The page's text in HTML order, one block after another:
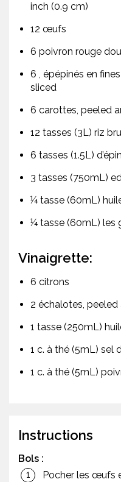
inch (0.9 cm)
12 œufs
6 poivron rouge
6 , épépinés en
sliced
6 carottes, peeled
12 tasses (3L) riz
6 tasses (1.5L)
3 tasses (750mL)
¼ tasse (60mL)
¼ tasse (60mL) les
Vinaigrette:
6 citrons
2 échalotes,
1 tasse (250mL)
1 c. à thé (5mL) sel
1 c. à thé (5mL)
Instructions
Bols :
Pocher les œufs